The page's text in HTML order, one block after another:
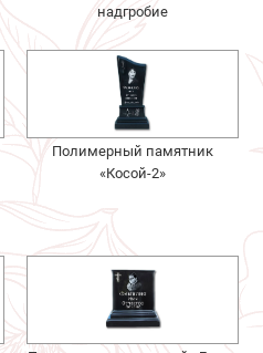
надгробие
Полимерный памятник
«Косой-2»